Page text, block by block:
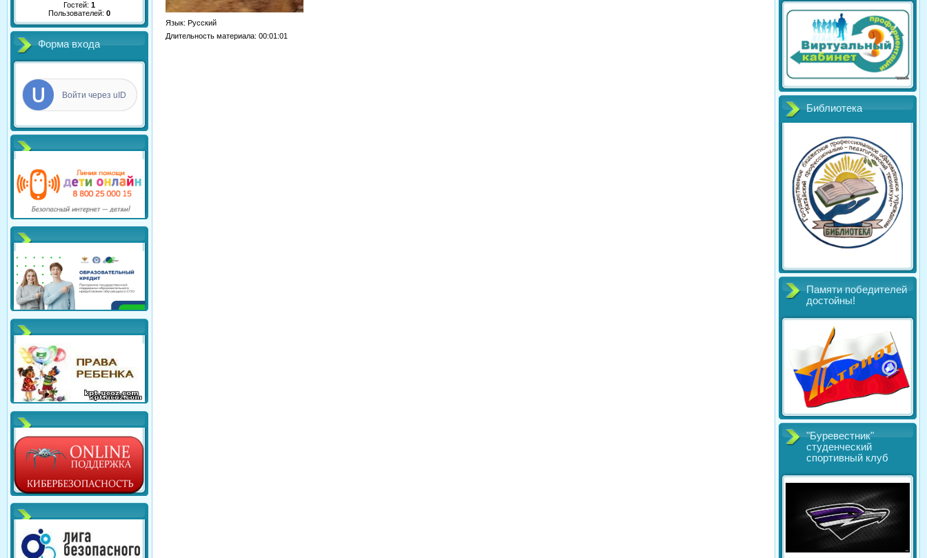
Гостей: 1
Пользователей: 0
Форма входа
Войти через uID
Язык: Русский
Длительность материала: 00:01:01
Библиотека
Памяти победителей
достойны!
"Буревестник"
студенческий
спортивный клуб